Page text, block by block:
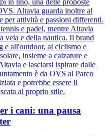
Altavia guarda inoltre al
per attività e passioni differenti.
e padel, mentre Altavia
vela e della nautica. Il brand
e all'outdoor, al ciclismo e
insieme a calzature e
e lasciarsi ispirare dalle
è da OVS al Parco
e potrebbe essere il
al proprio stile.
i cani: una pausa